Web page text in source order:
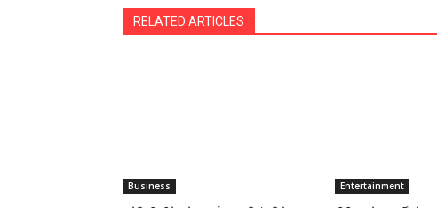
RELATED ARTICLES
Business Entertainment